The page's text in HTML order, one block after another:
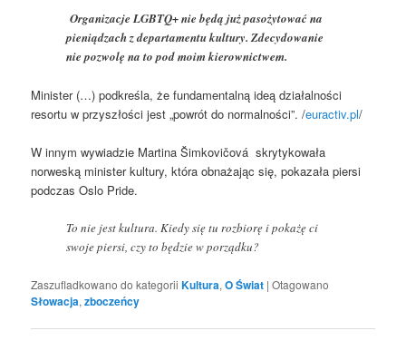
Organizacje LGBTQ+ nie będą już pasożytować na
pieniądzach z departamentu kultury. Zdecydowanie
nie pozwolę na to pod moim kierownictwem.
Minister (…) podkreśla, że fundamentalną ideą działalności
resortu w przyszłości jest „powrót do normalności”. /euractiv.pl/
W innym wywiadzie Martina Šimkovičová skrytykowała
norweską minister kultury, która obnażając się, pokazała piersi
podczas Oslo Pride.
To nie jest kultura. Kiedy się tu rozbiorę i pokażę ci
swoje piersi, czy to będzie w porządku?
Zaszufladkowano do kategorii Kultura,O Świat |Otagowano
Słowacja,zboczeńcy